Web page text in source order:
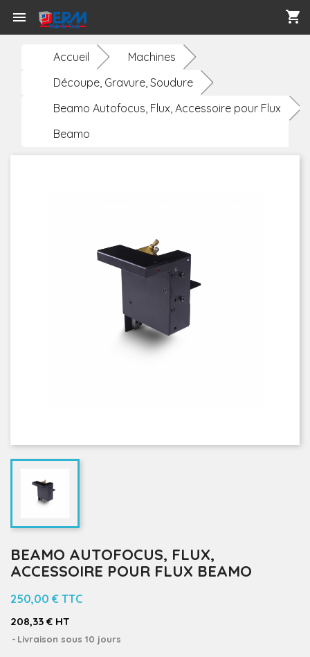
 shopping_cart
Accueil
Machines
Découpe, Gravure, Soudure
Beamo Autofocus, Flux, Accessoire pour Flux
Beamo
BEAMO AUTOFOCUS, FLUX,
ACCESSOIRE POUR FLUX BEAMO
250,00 € TTC
208,33 € HT
Livraison sous 10 jours